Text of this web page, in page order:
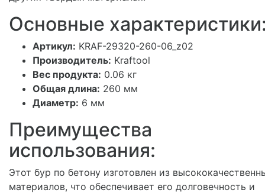
Основные
Артикул: KRAF-29320-260-06_z02
Производитель: Kraftool
Вес продукта: 0.06 кг
Общая длина: 260 мм
Диаметр: 6 мм
Преимущества
использования:
Этот бур по бетону изготовлен из
материалов, что обеспечивает его долговечность и